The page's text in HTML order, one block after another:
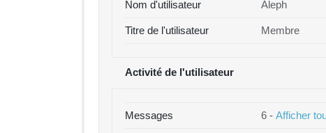
Nom d'utilisateur Aleph
Titre de l'utilisateur Membre
Activité de l'utilisateur
Messages 6 - Afficher